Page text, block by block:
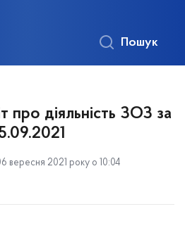
Пошук
про діяльність ЗОЗ за
вересня 2021 року о 10:04